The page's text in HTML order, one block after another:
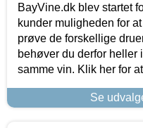
BayVine.dk blev startet
kunder muligheden for
prøve de forskellige
behøver du derfor heller
samme vin. Klik her for
Se